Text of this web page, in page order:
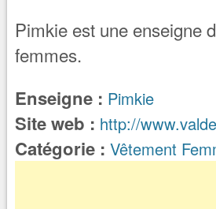
Pimkie est une enseigne
femmes.
Enseigne : Pimkie
Site web : http://
Catégorie : Vêtement